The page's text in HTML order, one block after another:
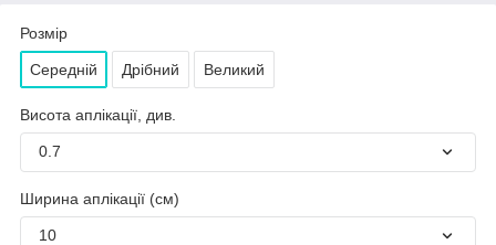
Розмір
Середній Дрібний Великий
Висота аплікації, див.
0.7
Ширина аплікації (см)
10